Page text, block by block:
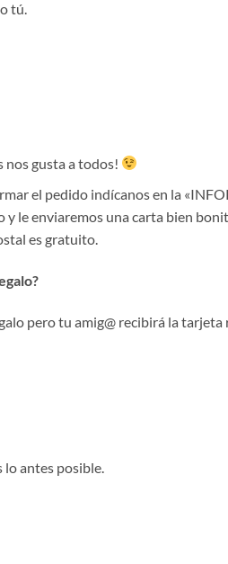
tú.
nos gusta a todos!
el pedido indícanos en la
y le enviaremos una carta bien
es gratuito.
pero tu amig@ recibirá la
lo antes posible.